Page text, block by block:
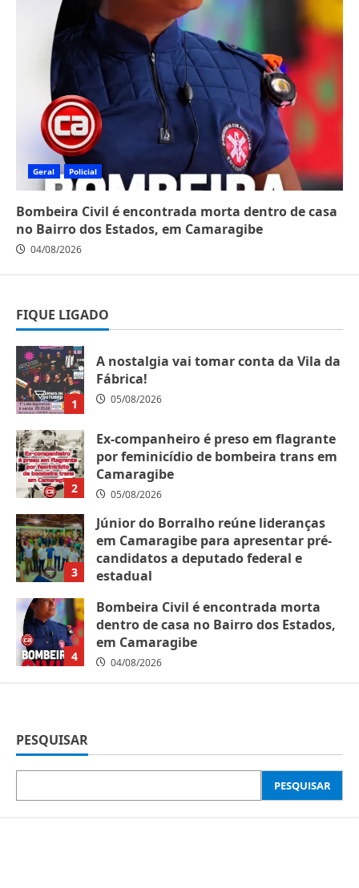
Geral Policial
Bombeira Civil é encontrada morta dentro de casa
no Bairro dos Estados, em Camaragibe
04/08/2026
FIQUE LIGADO
1
A nostalgia vai tomar conta da Vila da
Fábrica!
05/08/2026
2
Ex-companheiro é preso em flagrante
por feminicídio de bombeira trans em
Camaragibe
05/08/2026
3
Júnior do Borralho reúne lideranças
em Camaragibe para apresentar pré-
candidatos a deputado federal e
estadual
4
Bombeira Civil é encontrada morta
dentro de casa no Bairro dos Estados,
em Camaragibe
04/08/2026
PESQUISAR
PESQUISAR